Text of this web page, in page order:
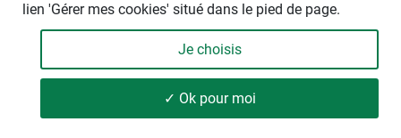
lien 'Gérer mes cookies' situé dans le pied de page.
Je choisis
✓ Ok pour moi